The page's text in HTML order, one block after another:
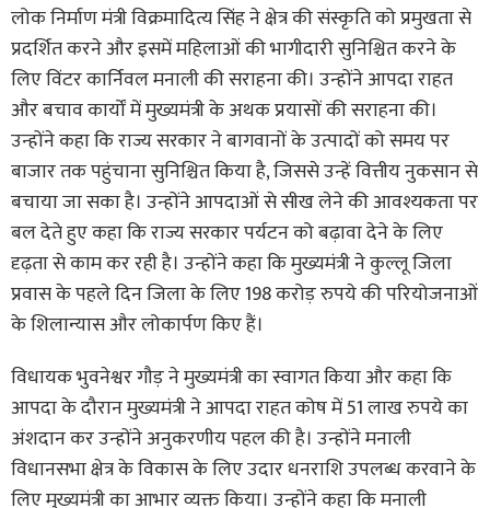
लोक निर्माण मंत्री विक्रमादित्य सिंह ने क्षेत्र की संस्कृति को प्रमुखता से
प्रदर्शित करने और इसमें महिलाओं की भागीदारी सुनिश्चित करने के
लिए विंटर कार्निवल मनाली की सराहना की। उन्होंने आपदा राहत
और बचाव कार्यों में मुख्यमंत्री के अथक प्रयासों की सराहना की।
उन्होंने कहा कि राज्य सरकार ने बागवानों के उत्पादों को समय पर
बाजार तक पहुंचाना सुनिश्चित किया है, जिससे उन्हें वित्तीय नुकसान से
बचाया जा सका है। उन्होंने आपदाओं से सीख लेने की आवश्यकता पर
बल देते हुए कहा कि राज्य सरकार पर्यटन को बढ़ावा देने के लिए
दृढ़ता से काम कर रही है। उन्होंने कहा कि मुख्यमंत्री ने कुल्लू जिला
प्रवास के पहले दिन जिला के लिए 198 करोड़ रुपये की परियोजनाओं
के शिलान्यास और लोकार्पण किए हैं।
विधायक भुवनेश्वर गौड़ ने मुख्यमंत्री का स्वागत किया और कहा कि
आपदा के दौरान मुख्यमंत्री ने आपदा राहत कोष में 51 लाख रुपये का
अंशदान कर उन्होंने अनुकरणीय पहल की है। उन्होंने मनाली
विधानसभा क्षेत्र के विकास के लिए उदार धनराशि उपलब्ध करवाने के
लिए मुख्यमंत्री का आभार व्यक्त किया। उन्होंने कहा कि मनाली